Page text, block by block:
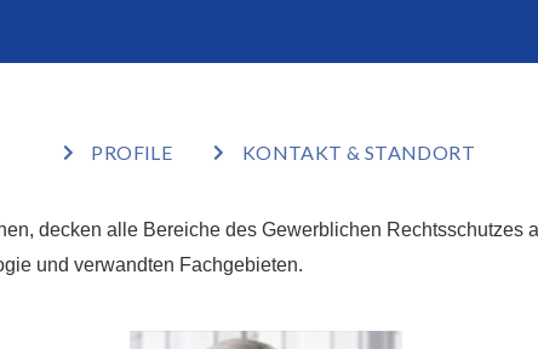
PROFILE KONTAKT & STANDORT
decken alle Bereiche des Gewerblichen Rechtsschutzes
und verwandten Fachgebieten.